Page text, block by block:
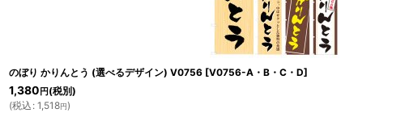
のぼり かりんとう (選べるデザイン) V0756 [V0756-A・B・C・D]
1,380 円 (税別)
(税込 : 1,518円)